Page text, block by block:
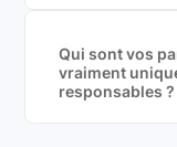
produits officiels
reconditionné
Qui sont vos
vraiment
responsables ?